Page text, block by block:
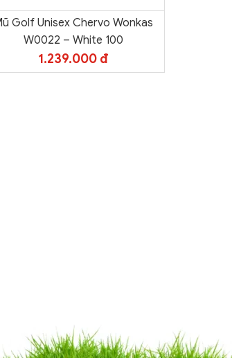
Golf Unisex Chervo Wonkas
W0022 – White 100
1.239.000 đ